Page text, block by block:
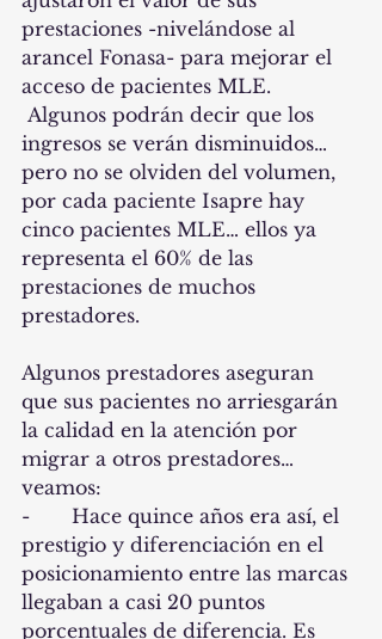
prestaciones -nivelándose al
arancel Fonasa- para mejorar el
acceso de pacientes MLE.
Algunos podrán decir que los
ingresos se verán disminuidos…
pero no se olviden del volumen,
por cada paciente Isapre hay
cinco pacientes MLE… ellos ya
representa el 60% de las
prestaciones de muchos
prestadores.
Algunos prestadores aseguran
que sus pacientes no arriesgarán
la calidad en la atención por
migrar a otros prestadores…
veamos:
-       Hace quince años era así, el
prestigio y diferenciación en el
posicionamiento entre las marcas
llegaban a casi 20 puntos
porcentuales de diferencia. Es